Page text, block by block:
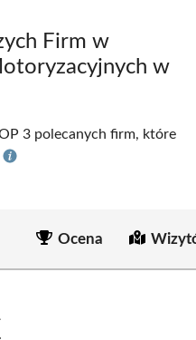
Firm w
w
3 polecanych firm, które
Ocena